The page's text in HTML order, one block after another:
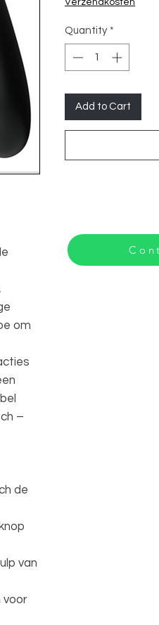
om
–
de
van
voor
Verzendkosten
Quantity *
Add to Cart